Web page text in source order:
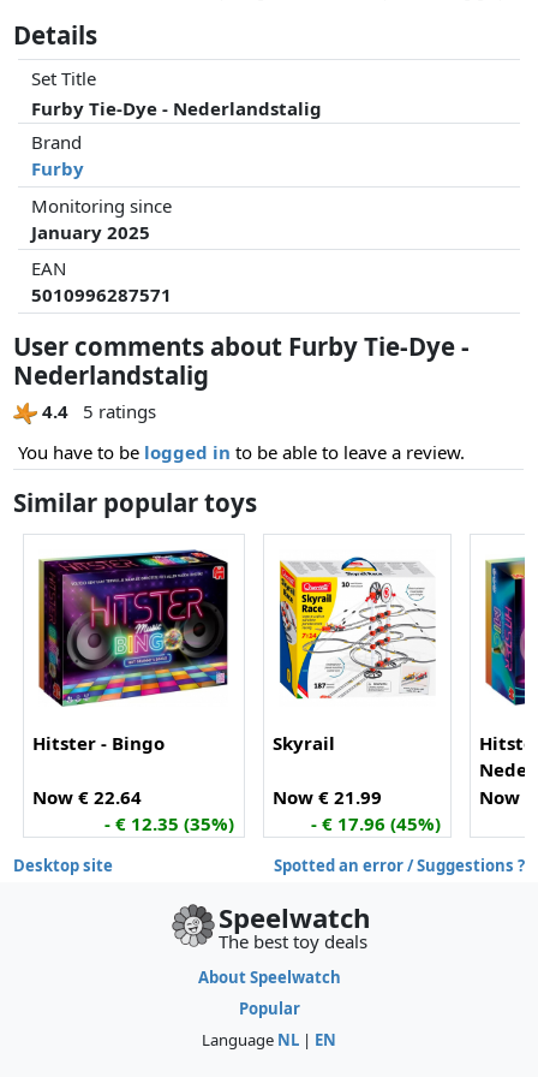
onderweg of in hun kamer mee kunnen amuseren. Geef
kinderen een onvergetelijk geschenk: een Furby Exclusief 4x
AA batterijen.
Details
Set Title
Furby Tie-Dye - Nederlandstalig
Brand
Furby
Monitoring since
January 2025
EAN
5010996287571
User comments about Furby Tie-Dye -
Nederlandstalig
4.4
5 ratings
You have to be logged in to be able to leave a review.
Similar popular toys
Hitster - Bingo
Now € 22.64
- € 12.35 (35%)
Skyrail
Now € 21.99
- € 17.96 (45%)
Now
Desktop site Spotted an error / Suggestions ?
Speelwatch
The best toy deals
About Speelwatch
Popular
Language NL | EN